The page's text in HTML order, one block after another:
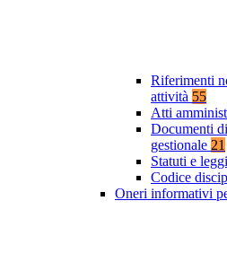
Riferimenti
attività 55
Atti
Documenti
gestionale 21
Statuti e
Codice
Oneri informativi